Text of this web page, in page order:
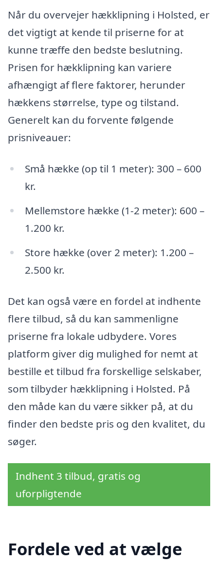
Når du overvejer hækklipning i Holsted, er
det vigtigt at kende til priserne for at
kunne træffe den bedste beslutning.
Prisen for hækklipning kan variere
afhængigt af flere faktorer, herunder
hækkens størrelse, type og tilstand.
Generelt kan du forvente følgende
prisniveauer:
Små hække (op til 1 meter): 300 – 600
kr.
Mellemstore hække (1-2 meter): 600 –
1.200 kr.
Store hække (over 2 meter): 1.200 –
2.500 kr.
Det kan også være en fordel at indhente
flere tilbud, så du kan sammenligne
priserne fra lokale udbydere. Vores
platform giver dig mulighed for nemt at
bestille et tilbud fra forskellige selskaber,
som tilbyder hækklipning i Holsted. På
den måde kan du være sikker på, at du
finder den bedste pris og den kvalitet, du
søger.
Indhent 3 tilbud, gratis og
uforpligtende
Fordele ved at vælge